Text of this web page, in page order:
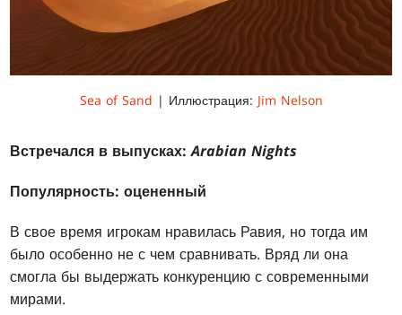
Sea of Sand | Иллюстрация: Jim Nelson
Встречался в выпусках:Arabian Nights
Популярность: оцененный
В свое время игрокам нравилась Равия, но тогда им
было особенно не с чем сравнивать. Вряд ли она
смогла бы выдержать конкуренцию с современными
мирами.